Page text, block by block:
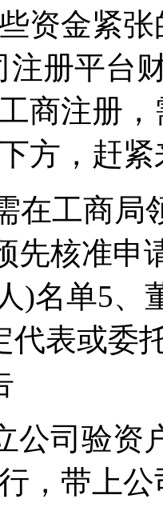
资金紧
注册平台
注册，
方，赶
在工商局
先核准申
)名单5、
代表或委
公司验资
，带上